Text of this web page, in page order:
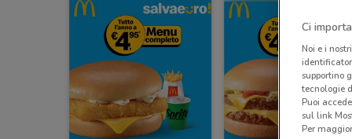
Ci
Noi e i nostri
supportino
tecnologie
Puoi
sul link
Per